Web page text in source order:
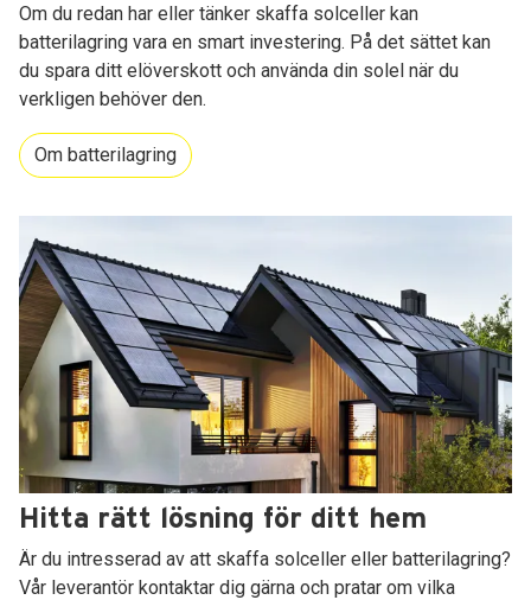
Om du redan har eller tänker skaffa solceller kan
batterilagring vara en smart investering. På det sättet kan
du spara ditt elöverskott och använda din solel när du
verkligen behöver den.
Om batterilagring
Hitta rätt lösning för ditt hem
Är du intresserad av att skaffa solceller eller batterilagring?
Vår leverantör kontaktar dig gärna och pratar om vilka